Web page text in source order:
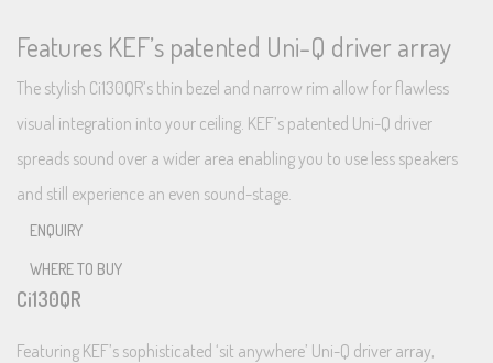
Features KEF’s patented Uni-Q driver array
The stylish Ci130QR’s thin bezel and narrow rim allow for flawless
visual integration into your ceiling. KEF’s patented Uni-Q driver
spreads sound over a wider area enabling you to use less speakers
and still experience an even sound-stage.
ENQUIRY
WHERE TO BUY
Ci130QR
Featuring KEF’s sophisticated ‘sit anywhere’ Uni-Q driver array,